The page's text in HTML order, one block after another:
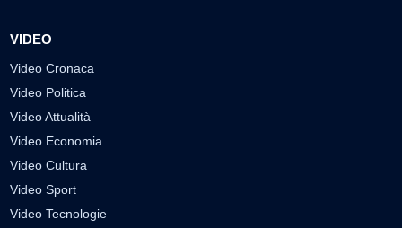
VIDEO
Video Cronaca
Video Politica
Video Attualità
Video Economia
Video Cultura
Video Sport
Video Tecnologie